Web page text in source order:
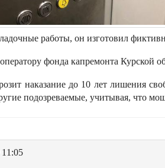
работы, он изготовил
фонда капремонта Курской
наказание до 10 лет лишения
подозреваемые, учитывая, что
11:05